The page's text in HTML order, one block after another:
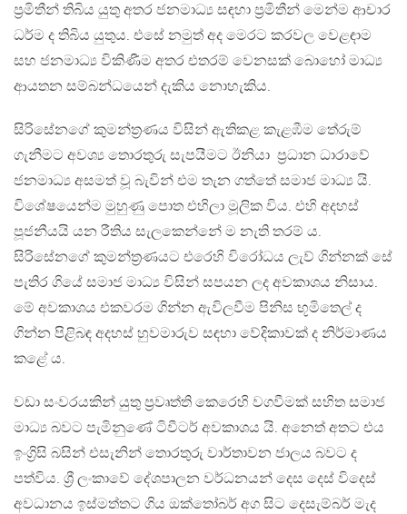
ප්‍රමිතීන් තිබිය යුතු අතර ජනමාධ්‍ය සඳහා ප්‍රමිතීන් මෙන්ම ආචාර
ධර්ම ද තිබිය යුතුය. එසේ නමුත් අද මෙරට කරවල වෙළඳාම
සහ ජනමාධ්‍ය විකිණීම අතර එතරම් වෙනසක් බොහෝ මාධ්‍ය
ආයතන සම්බන්ධයෙන් දැකිය නොහැකිය.
සිරිසේනගේ කුමන්ත්‍රණය විසින් ඇතිකළ කැළඹීම තේරුම්
ගැනීමට අවශ්‍ය තොරතුරු සැපයීමට ඊනියා ප්‍රධාන ධාරාවේ
ජනමාධ්‍ය අසමත් වූ බැවින් එම තැන ගත්තේ සමාජ මාධ්‍ය යි.
විශේෂයෙන්ම මුහුණු පොත එහිලා මූලික විය. එහි අදහස්
පූජනීයයි යන රීතිය සැලකෙන්නේ ම නැති තරම් ය.
සිරිසේනගේ කුමන්ත්‍රණයට එරෙහි විරෝධය ලැව් ගින්නක් සේ
පැතිර ගියේ සමාජ මාධ්‍ය විසින් සපයන ලද අවකාශය නිසාය.
මේ අවකාශය එකවරම ගින්න ඇවිලවීම පිනිස භූමිතෙල් ද
ගින්න පිළිබඳ අදහස් හුවමාරුව සඳහා වේදිකාවක් ද නිර්මාණය
කළේ ය.
වඩා සංවරයකින් යුතු ප්‍රවෘත්ති කෙරෙහි වගවීමක් සහිත සමාජ
මාධ්‍ය බවට පැමිනුණේ ටිවීටර් අවකාශය යි. අනෙත් අතට එය
ඉංග්‍රිසි බසින් එසැනින් තොරතුරු වාර්තාවන ජාලය බවට ද
පත්විය. ශ්‍රී ලංකාවේ දේශපාලන වර්ධනයන් දෙස දෙස් විදෙස්
අවධානය ඉස්මත්තට ගිය ඔක්තෝබර් අග සිට දෙසැම්බර් මැද